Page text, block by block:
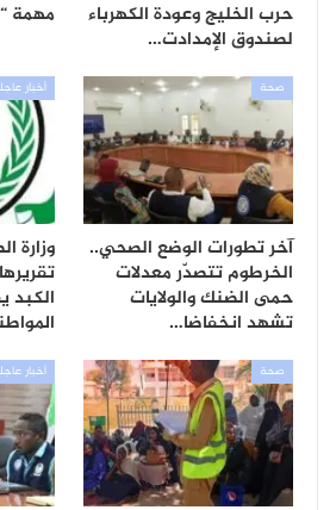
حرب الخليج وعودة الكهرباء
لصندوق الإمدادت…
مهمة
صحة
آخر تطورات الوضع الصحي..
الخرطوم تتصدّر معدلات
حمى الضنك والولايات
تشهد انخفاضا…
أخبار
وزارة
الكبد
صحة أخبار